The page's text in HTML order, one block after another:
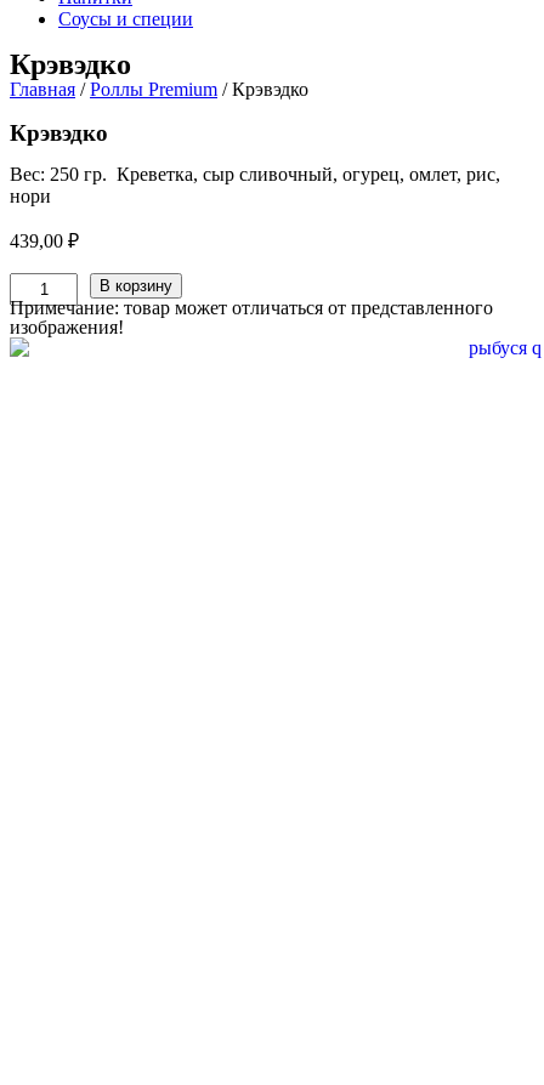
Соусы и специи
Крэвэдко
Главная /Роллы Premium / Крэвэдко
Крэвэдко
Вес: 250 гр. Креветка, сыр сливочный, огурец, омлет, рис,
нори
439,00 ₽
Количество
товара
Крэвэдко
В корзину
Примечание: товар может отличаться от представленного
изображения!